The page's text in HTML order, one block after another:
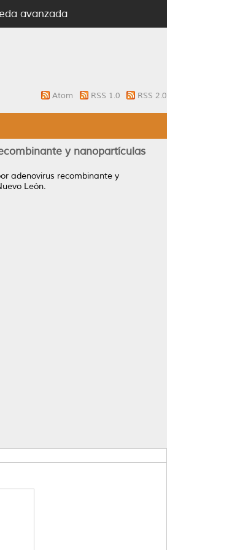
avanzada
Atom RSS 1.0 RSS 2.0
y nanopartículas
adenovirus recombinante y
León.